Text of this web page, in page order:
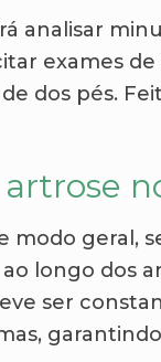
analisar
exames
dos pés.
geral,
longo dos
ser